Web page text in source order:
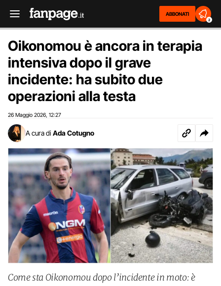
ABBONATI
2
Oikonomou è ancora in terapia
intensiva dopo il grave
incidente: ha subito due
operazioni alla testa
26 Maggio 2026 12:27
A cura di Ada Cotugno
Come sta Oikonomou dopo l’incidente in moto: è